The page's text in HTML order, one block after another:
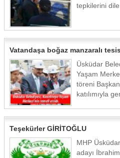
tepkilerini dile
Vatandaşa boğaz manzaralı tesis
Üsküdar
Yaşam
töreni
katılımıyla
Teşekürler GİRİTOĞLU
MHP
adayı